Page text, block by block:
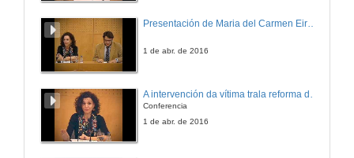
Presentación de Maria del Carmen Eiró Bouza
1 de abr. de 2016
Conferencia
1 de abr. de 2016